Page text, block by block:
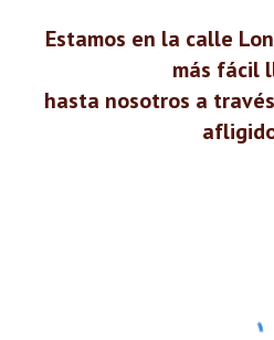
Estamos en la calle
más fácil